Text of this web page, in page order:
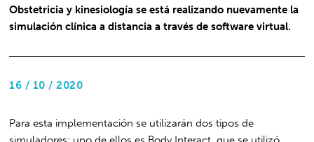
Obstetricia y kinesiología se está realizando nuevamente la
simulación clínica a distancia a través de software virtual.
16 / 10 / 2020
Para esta implementación se utilizarán dos tipos de